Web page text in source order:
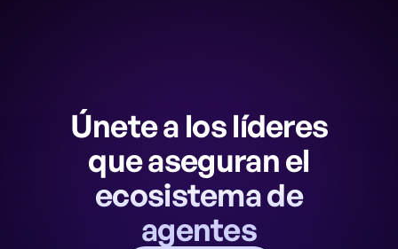
Únete a los líderes
que aseguran el
ecosistema de
agentes